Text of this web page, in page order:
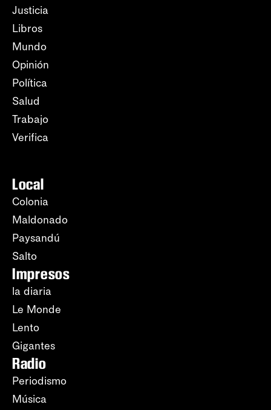
Justicia
Libros
Mundo
Opinión
Política
Salud
Trabajo
Verifica
Local
Colonia
Maldonado
Paysandú
Salto
Impresos
la diaria
Le Monde
Lento
Gigantes
Radio
Periodismo
Música